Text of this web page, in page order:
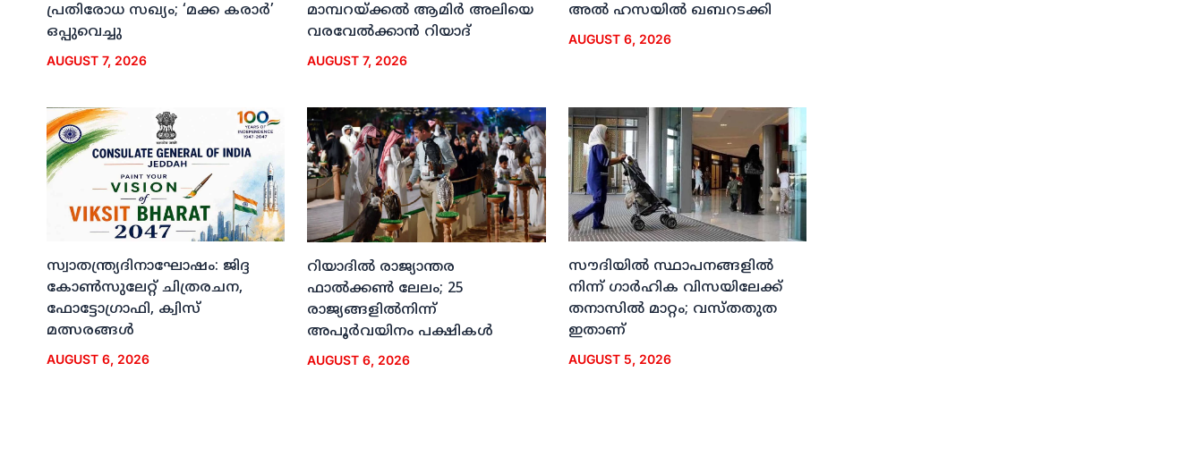
പ്രതിരോധ സഖ്യം; ‘മക്ക കരാര്‍’
ഒപ്പുവെച്ചു
AUGUST 7, 2026
മാമ്പറയ്ക്കല്‍ ആമിര്‍ അലിയെ
വരവേല്‍ക്കാന്‍ റിയാദ്
AUGUST 7, 2026
അല്‍ ഹസയില്‍ ഖബറടക്കി
AUGUST 6, 2026
സ്വാതന്ത്ര്യദിനാഘോഷം: ജിദ്ദ
കോണ്‍സുലേറ്റ് ചിത്രരചന,
ഫോട്ടോഗ്രാഫി, ക്വിസ്
മത്സരങ്ങള്‍
AUGUST 6, 2026
റിയാദില്‍ രാജ്യാന്തര
ഫാല്‍ക്കണ്‍ ലേലം; 25
രാജ്യങ്ങളില്‍നിന്ന്
അപൂര്‍വയിനം പക്ഷികള്‍
AUGUST 6, 2026
സൗദിയില്‍ സ്ഥാപനങ്ങളില്‍
നിന്ന് ഗാര്‍ഹിക വിസയിലേക്ക്
തനാസില്‍ മാറ്റം; വസ്തതുത
ഇതാണ്
AUGUST 5, 2026